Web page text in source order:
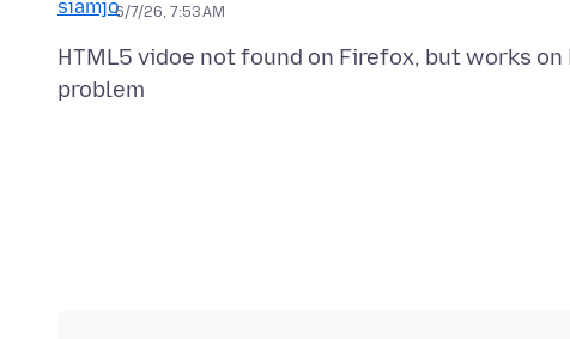
6/7/26, 7:53 AM
HTML5 vidoe not found on Firefox, but works on